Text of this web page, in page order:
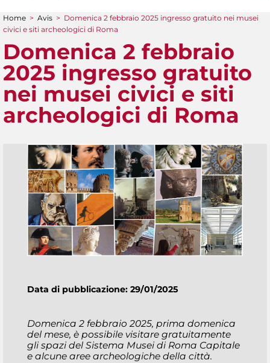
You are here
Home > Avis > Domenica 2 febbraio 2025 ingresso gratuito nei musei
civici e siti archeologici di Roma
Domenica 2 febbraio
2025 ingresso gratuito
nei musei civici e siti
archeologici di Roma
Data di pubblicazione: 29/01/2025
Domenica 2 febbraio 2025, prima domenica
del mese, è possibile visitare gratuitamente
gli spazi del Sistema Musei di Roma Capitale
e alcune aree archeologiche della città.